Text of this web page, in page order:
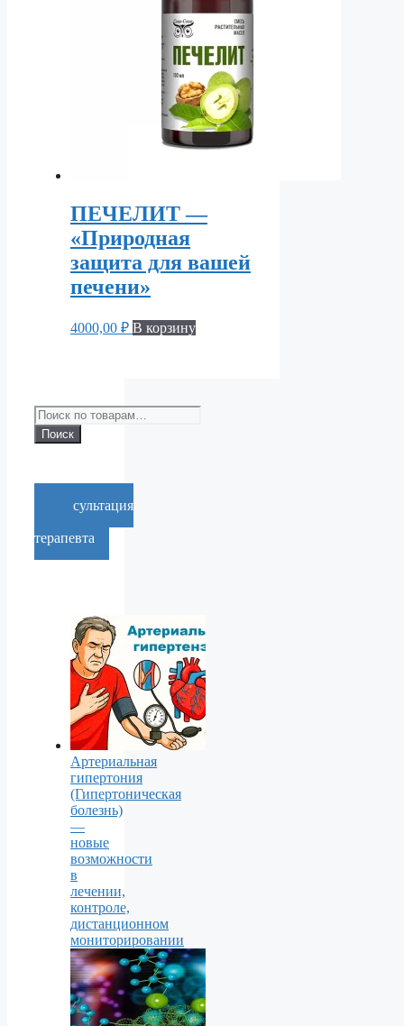
ПЕЧЕЛИТ —
«Природная
защита для вашей
печени»
4000,00 ₽ В корзину
Искать:
Поиск
Консультация
терапевта
Артериальная
гипертония
(Гипертоническая
болезнь)
—
новые
возможности
в
лечении,
контроле,
дистанционном
мониторировании